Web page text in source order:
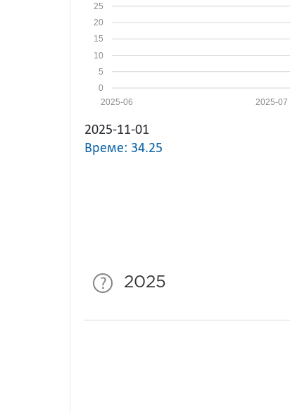
0
5
10
15
20
25
2025-07
2025-06
2025-11-01
Време: 34.25
2025